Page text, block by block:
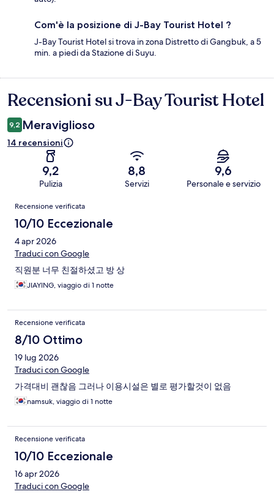
Com'è la posizione di J-Bay Tourist Hotel ?
J-Bay Tourist Hotel si trova in zona Distretto di Gangbuk, a 5
min. a piedi da Stazione di Suyu.
Recensioni
Recensioni su J-Bay Tourist Hotel
9,2 Meraviglioso
14 recensioni
9,2
Pulizia
8,8
Servizi
9,6
Personale e servizio
Recensioni
Recensione verificata
10/10 Eccezionale
4 apr 2026
Traduci con Google
직원분 너무 친절하셨고 방 상
JIAYING, viaggio di 1 notte
Recensione verificata
8/10 Ottimo
19 lug 2026
Traduci con Google
가격대비 괜찮음 그러나 이용시설은 별로 평가할것이 없음
namsuk, viaggio di 1 notte
Recensione verificata
10/10 Eccezionale
16 apr 2026
Traduci con Google